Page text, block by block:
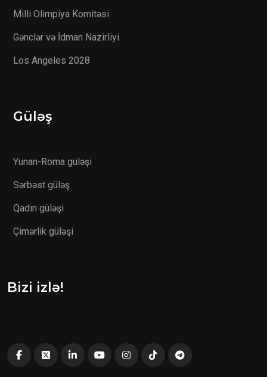
Milli Olimpiya Komitəsi
Gənclər və İdman Nazirliyi
Los Angeles 2028
Güləş
Yunan-Roma güləşi
Sərbəst güləş
Qadın güləşi
Çimərlik güləşi
Bizi izlə!